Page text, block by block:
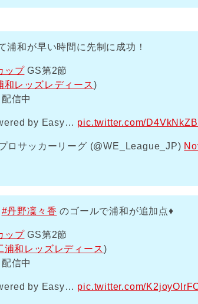
浦和が早い時間に先制に成功！
ップGS第2節
和レッズレディース)
信中
by Easy… pic.twitter.com/
ロサッカーリーグ (@WE_League_JP)
#丹野凜々香 のゴールで浦和が追加点♦️
ップGS第2節
浦和レッズレディース)
信中
by Easy… pic.twitter.com/